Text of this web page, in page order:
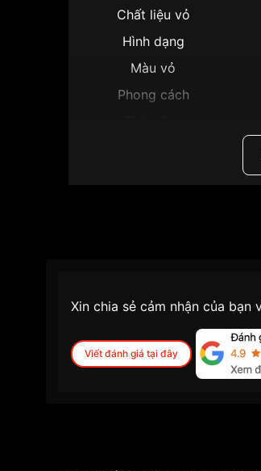
Chất liệu vỏ
Hình dạng
Màu vỏ
Phong cách
Xin chia sẻ cảm nhận của bạn
Viết đánh giá tại đây